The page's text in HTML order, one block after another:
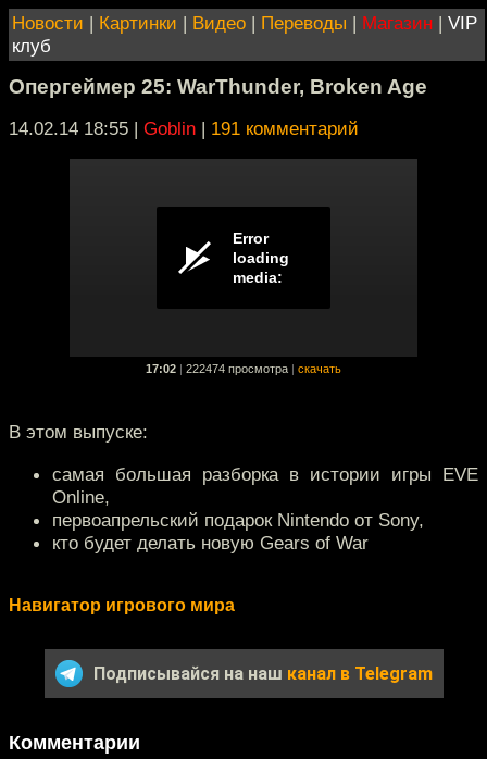
Новости | Картинки | Видео | Переводы | Магазин | VIP
клуб
Опергеймер 25: WarThunder, Broken Age
14.02.14 18:55 | Goblin | 191 комментарий
17:02 222474 просмотра скачать
В этом выпуске:
самая большая разборка в истории игры EVE
Online,
первоапрельский подарок Nintendo от Sony,
кто будет делать новую Gears of War
Навигатор игрового мира
Подписывайся на наш канал в Telegram
Комментарии